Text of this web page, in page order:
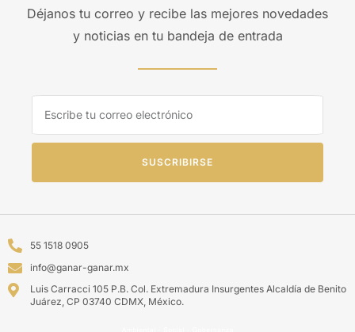
Déjanos tu correo y recibe las mejores novedades
y noticias en tu bandeja de entrada
SUSCRIBIRSE
55 1518 0905
info@ganar-ganar.mx
Luis Carracci 105 P.B. Col. Extremadura Insurgentes Alcaldía de Benito
Juárez, CP 03740 CDMX, México.